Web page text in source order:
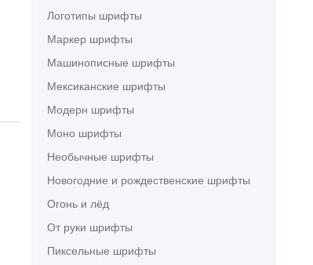
Логотипы шрифты
Маркер шрифты
Машинописные шрифты
Мексиканские шрифты
Модерн шрифты
Моно шрифты
Необычные шрифты
Новогодние и рождественские шрифты
Огонь и лёд
От руки шрифты
Пиксельные шрифты